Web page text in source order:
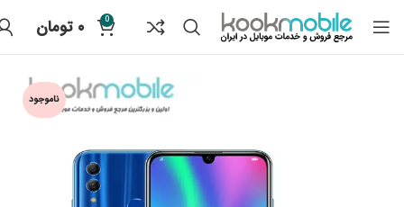
0 ۰ تومان
ناموجود